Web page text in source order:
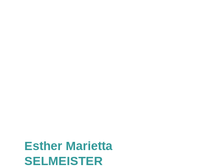
Esther Marietta
SELMEISTER